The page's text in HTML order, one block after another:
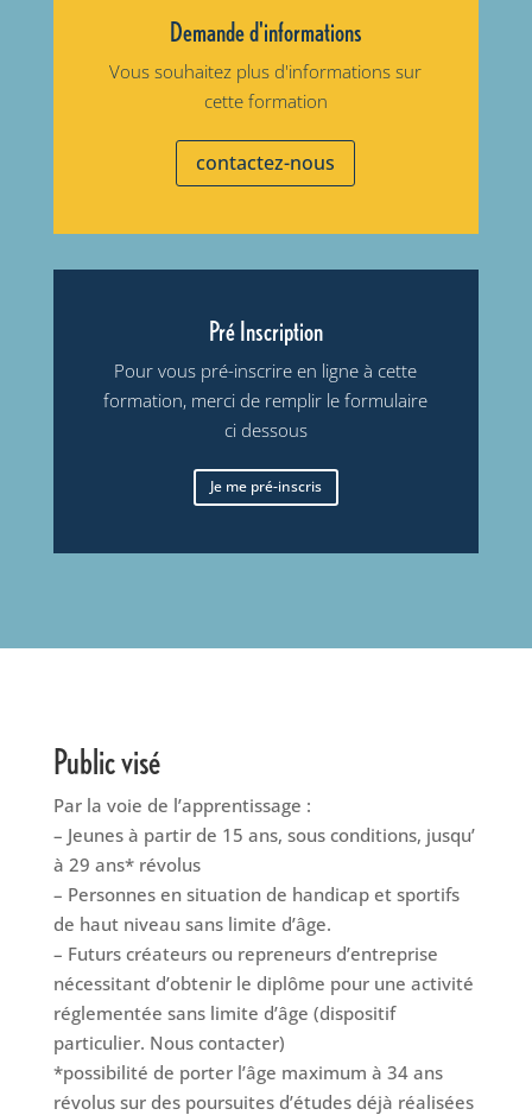
Demande d'informations
Vous souhaitez plus d'informations sur
cette formation
contactez-nous
Pré Inscription
Pour vous pré-inscrire en ligne à cette
formation, merci de remplir le formulaire
ci dessous
Je me pré-inscris
Public visé
Par la voie de l’apprentissage :
– Jeunes à partir de 15 ans, sous conditions, jusqu’
à 29 ans* révolus
– Personnes en situation de handicap et sportifs
de haut niveau sans limite d’âge.
– Futurs créateurs ou repreneurs d’entreprise
nécessitant d’obtenir le diplôme pour une activité
réglementée sans limite d’âge (dispositif
particulier. Nous contacter)
*possibilité de porter l’âge maximum à 34 ans
révolus sur des poursuites d’études déjà réalisées